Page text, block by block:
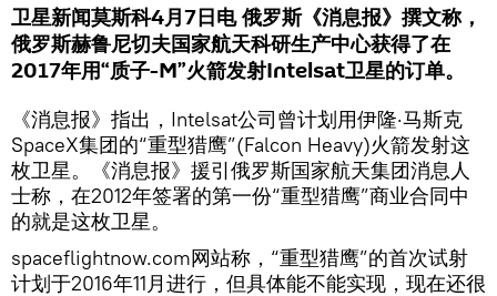
卫星新闻莫斯科4月7日电 俄罗斯《消息报》撰文称，
俄罗斯赫鲁尼切夫国家航天科研生产中心获得了在
2017年用“质子-M”火箭发射Intelsat卫星的订单。
《消息报》指出，Intelsat公司曾计划用伊隆·马斯克
SpaceX集团的“重型猎鹰”(Falcon Heavy)火箭发射这
枚卫星。《消息报》援引俄罗斯国家航天集团消息人
士称，在2012年签署的第一份“重型猎鹰”商业合同中
的就是这枚卫星。
spaceflightnow.com网站称，“重型猎鹰”的首次试射
计划于2016年11月进行，但具体能不能实现，现在还很